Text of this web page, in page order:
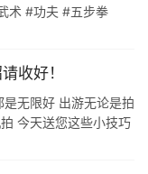
术 #功夫 #五步拳
收好！
无限好 出游无论是拍
今天送您这些小技巧